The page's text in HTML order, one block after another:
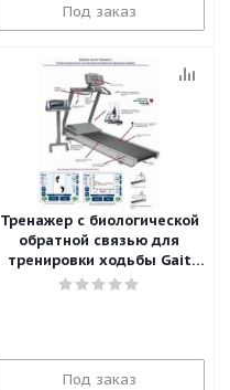
Под заказ
Тренажер с биологической
обратной связью для
тренировки ходьбы Gait
Trainer 2
Под заказ